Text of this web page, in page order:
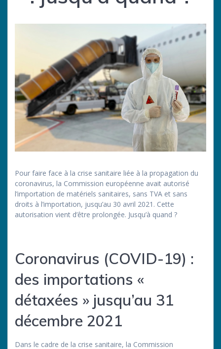
Pour faire face à la crise sanitaire liée à la propagation du
coronavirus, la Commission européenne avait autorisé
l’importation de matériels sanitaires, sans TVA et sans
droits à l’importation, jusqu’au 30 avril 2021. Cette
autorisation vient d’être prolongée. Jusqu’à quand ?
Coronavirus (COVID-19) :
des importations «
détaxées » jusqu’au 31
décembre 2021
Dans le cadre de la crise sanitaire, la Commission